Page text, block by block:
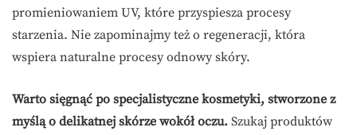
promieniowaniem UV, które przyspiesza procesy
starzenia. Nie zapominajmy też o regeneracji, która
wspiera naturalne procesy odnowy skóry.
Warto sięgnąć po specjalistyczne kosmetyki, stworzone z
myślą o delikatnej skórze wokół oczu. Szukaj produktów